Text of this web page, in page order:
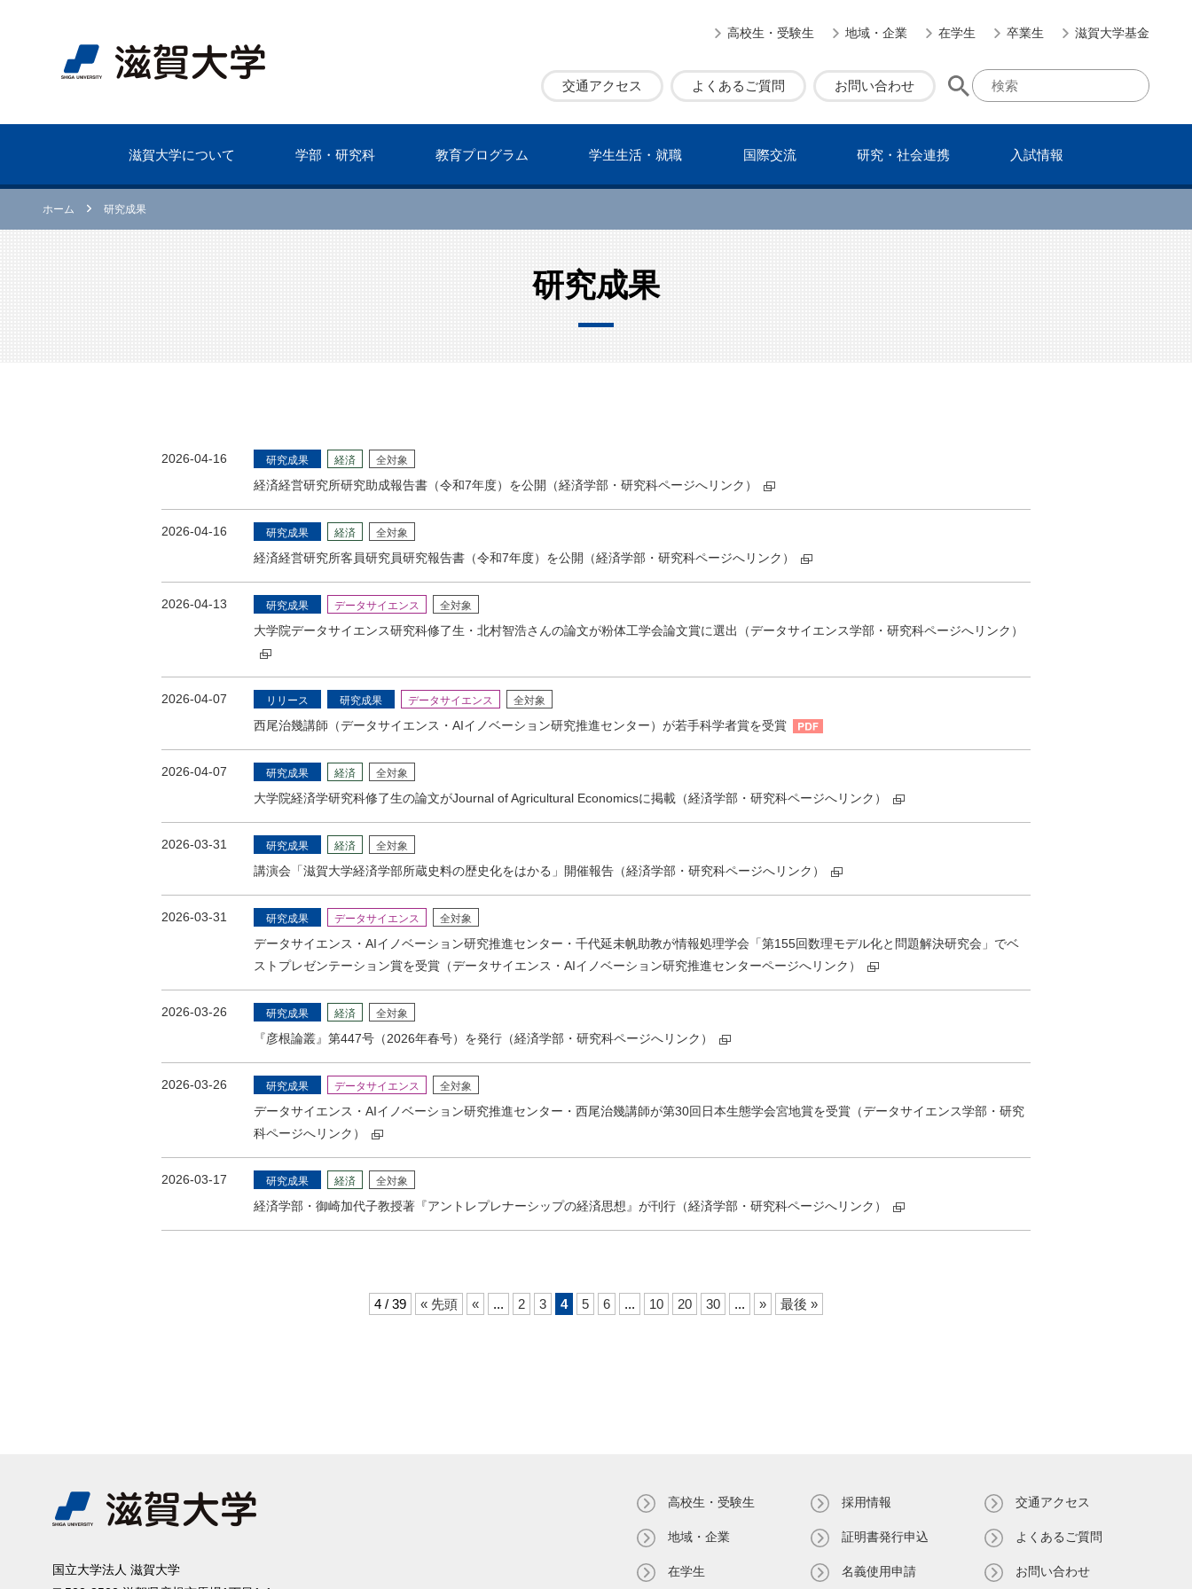
高校生・受験生 地域・企業 在学生 卒業生 滋賀大学基金
交通アクセス よくあるご質問 お問い合わせ
滋賀⼤学について 学部・研究科 教育プログラム 学⽣⽣活・就職 国際交流 研究・社会連携 ⼊試情報
ホーム 研究成果
研究成果
2026-04-16 研究成果 経済 全対象
経済経営研究所研究助成報告書（令和7年度）を公開（経済学部・研究科ページへリンク）
2026-04-16 研究成果 経済 全対象
経済経営研究所客員研究員研究報告書（令和7年度）を公開（経済学部・研究科ページへリンク）
2026-04-13 研究成果 データサイエンス 全対象
大学院データサイエンス研究科修了生・北村智浩さんの論文が粉体工学会論文賞に選出（データサイエンス学部・研究科ページへリンク）
2026-04-07 リリース 研究成果 データサイエンス 全対象
西尾治幾講師（データサイエンス・AIイノベーション研究推進センター）が若手科学者賞を受賞
2026-04-07 研究成果 経済 全対象
大学院経済学研究科修了生の論文がJournal of Agricultural Economicsに掲載（経済学部・研究科ページへリンク）
2026-03-31 研究成果 経済 全対象
講演会「滋賀大学経済学部所蔵史料の歴史化をはかる」開催報告（経済学部・研究科ページへリンク）
2026-03-31 研究成果 データサイエンス 全対象
データサイエンス・AIイノベーション研究推進センター・千代延未帆助教が情報処理学会「第155回数理モデル化と問題解決研究会」でベ
ストプレゼンテーション賞を受賞（データサイエンス・AIイノベーション研究推進センターページへリンク）
2026-03-26 研究成果 経済 全対象
『彦根論叢』第447号（2026年春号）を発行（経済学部・研究科ページへリンク）
2026-03-26 研究成果 データサイエンス 全対象
データサイエンス・AIイノベーション研究推進センター・西尾治幾講師が第30回日本生態学会宮地賞を受賞（データサイエンス学部・研究
科ページへリンク）
2026-03-17 研究成果 経済 全対象
経済学部・御崎加代子教授著『アントレプレナーシップの経済思想』が刊行（経済学部・研究科ページへリンク）
4 / 39 « 先頭 « ... 2 3 4 5 6 ... 10 20 30 ... » 最後 »
国⽴⼤学法⼈ 滋賀⼤学
高校生・受験生
地域・企業
在学生
採用情報
証明書発⾏申込
名義使⽤申請
交通アクセス
よくあるご質問
お問い合わせ